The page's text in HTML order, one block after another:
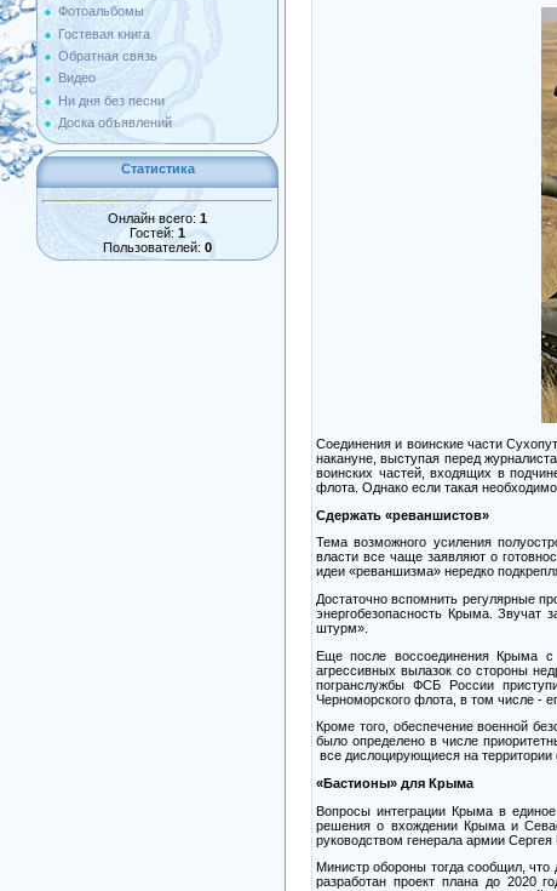
Фотоальбомы
Гостевая книга
Обратная связь
Видео
Ни дня без песни
Доска объявлений
Статистика
Онлайн всего: 1
Гостей: 1
Пользователей: 0
Соединения и воинские части
накануне, выступая перед
воинских частей, входящих в
флота. Однако если такая
Сдержать «реваншистов»
Тема возможного усиления
власти все чаще заявляют о
идеи «реваншизма» нередко
Достаточно вспомнить регулярные
энергобезопасность Крыма. Звучат
штурм».
Еще после воссоединения Крыма с
агрессивных вылазок со стороны
погранслужбы ФСБ России
Черноморского флота, в том числе -
Кроме того, обеспечение военной
было определено в числе
все дислоцирующиеся на
«Бастионы» для Крыма
Вопросы интеграции Крыма в
решения о вхождении Крыма и
руководством генерала армии Сергея
Министр обороны тогда сообщил, что
разработан проект плана до 2020